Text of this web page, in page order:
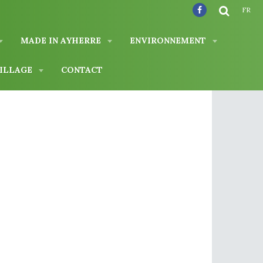
MADE IN AYHERRE ENVIRONNEMENT
CONTACT
FR